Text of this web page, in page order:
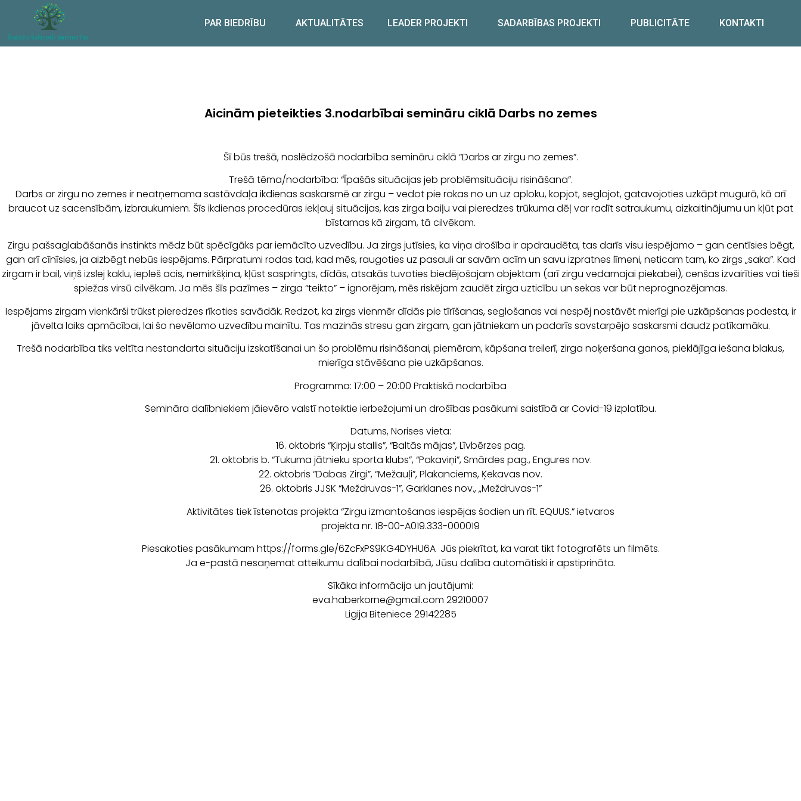
PAR BIEDRĪBU AKTUALITĀTES LEADER PROJEKTI SADARBĪBAS PROJEKTI PUBLICITĀTE KONTAKTI
Aicinām pieteikties 3.nodarbībai semināru ciklā Darbs no zemes
Šī būs trešā, noslēdzošā nodarbība semināru ciklā “Darbs ar zirgu no zemes”.
Trešā tēma/nodarbība: “Īpašās situācijas jeb problēmsituāciju risināšana”.
Darbs ar zirgu no zemes ir neatņemama sastāvdaļa ikdienas saskarsmē ar zirgu – vedot pie rokas no un uz aploku, kopjot, seglojot, gatavojoties uzkāpt mugurā, kā arī
braucot uz sacensībām, izbraukumiem. Šīs ikdienas procedūras iekļauj situācijas, kas zirga baiļu vai pieredzes trūkuma dēļ var radīt satraukumu, aizkaitinājumu un kļūt pat
bīstamas kā zirgam, tā cilvēkam.
Zirgu pašsaglabāšanās instinkts mēdz būt spēcīgāks par iemācīto uzvedību. Ja zirgs jutīsies, ka viņa drošība ir apdraudēta, tas darīs visu iespējamo – gan centīsies bēgt,
gan arī cīnīsies, ja aizbēgt nebūs iespējams. Pārpratumi rodas tad, kad mēs, raugoties uz pasauli ar savām acīm un savu izpratnes līmeni, neticam tam, ko zirgs „saka”. Kad
zirgam ir bail, viņš izslej kaklu, iepleš acis, nemirkšķina, kļūst saspringts, dīdās, atsakās tuvoties biedējošajam objektam (arī zirgu vedamajai piekabei), cenšas izvairīties vai tieši
spiežas virsū cilvēkam. Ja mēs šīs pazīmes – zirga “teikto” – ignorējam, mēs riskējam zaudēt zirga uzticību un sekas var būt neprognozējamas.
Iespējams zirgam vienkārši trūkst pieredzes rīkoties savādāk. Redzot, ka zirgs vienmēr dīdās pie tīrīšanas, seglošanas vai nespēj nostāvēt mierīgi pie uzkāpšanas podesta, ir
jāvelta laiks apmācībai, lai šo nevēlamo uzvedību mainītu. Tas mazinās stresu gan zirgam, gan jātniekam un padarīs savstarpējo saskarsmi daudz patīkamāku.
Trešā nodarbība tiks veltīta nestandarta situāciju izskatīšanai un šo problēmu risināšanai, piemēram, kāpšana treilerī, zirga noķeršana ganos, pieklājīga iešana blakus,
mierīga stāvēšana pie uzkāpšanas.
Programma: 17:00 – 20:00 Praktiskā nodarbība
Semināra dalībniekiem jāievēro valstī noteiktie ierbežojumi un drošības pasākumi saistībā ar Covid-19 izplatību.
Datums, Norises vieta:
16. oktobris “Ķirpju stallis”, “Baltās mājas”, Līvbērzes pag.
21. oktobris b. “Tukuma jātnieku sporta klubs”, “Pakaviņi”, Smārdes pag., Engures nov.
22. oktobris “Dabas Zirgi”, “Mežauļi”, Plakanciems, Ķekavas nov.
26. oktobris JJSK “Meždruvas-1”, Garklanes nov., „Meždruvas-1”
Aktivitātes tiek īstenotas projekta “Zirgu izmantošanas iespējas šodien un rīt. EQUUS.” ietvaros
projekta nr. 18-00-A019.333-000019
Piesakoties pasākumam https://forms.gle/6ZcFxPS9KG4DYHU6A Jūs piekrītat, ka varat tikt fotografēts un filmēts.
Ja e-pastā nesaņemat atteikumu dalībai nodarbībā, Jūsu dalība automātiski ir apstiprināta.
Sīkāka informācija un jautājumi:
eva.haberkorne@gmail.com 29210007
Ligija Biteniece 29142285